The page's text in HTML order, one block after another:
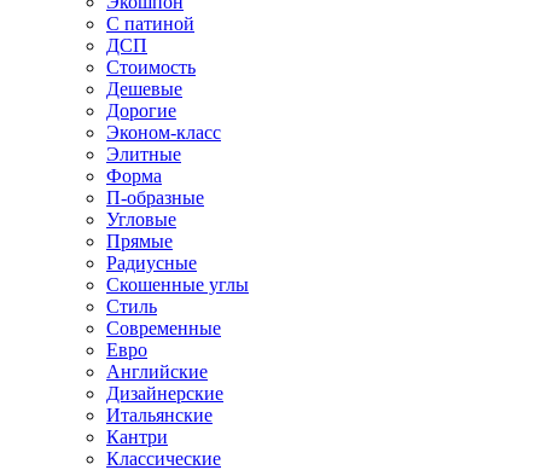
С патиной
ДСП
Стоимость
Дешевые
Дорогие
Эконом-класс
Элитные
Форма
П-образные
Угловые
Прямые
Радиусные
Скошенные углы
Стиль
Современные
Евро
Английские
Дизайнерские
Итальянские
Кантри
Классические